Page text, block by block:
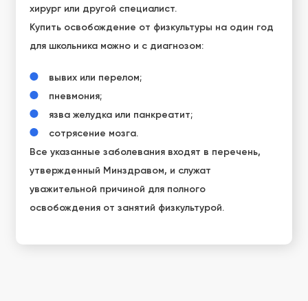
хирург или другой специалист.
Купить освобождение от физкультуры на один год
для школьника можно и с диагнозом:
вывих или перелом;
пневмония;
язва желудка или панкреатит;
сотрясение мозга.
Все указанные заболевания входят в перечень,
утвержденный Минздравом, и служат
уважительной причиной для полного
освобождения от занятий физкультурой.